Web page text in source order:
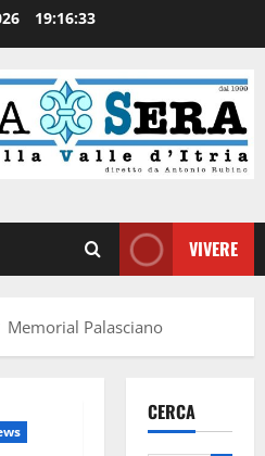
19:16:34
VIVERE
Memorial Palasciano
CERCA